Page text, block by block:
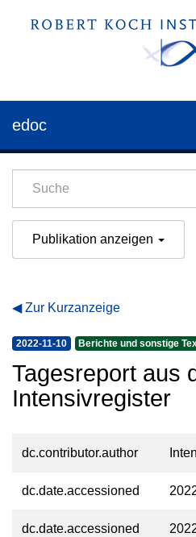
edoc
Publikation anzeigen
Zur Kurzanzeige
2022-11-10 Berichte und sonstige
Tagesreport aus
Intensivregister
dc.contributor.author
dc.date.accessioned
dc.date.accessioned